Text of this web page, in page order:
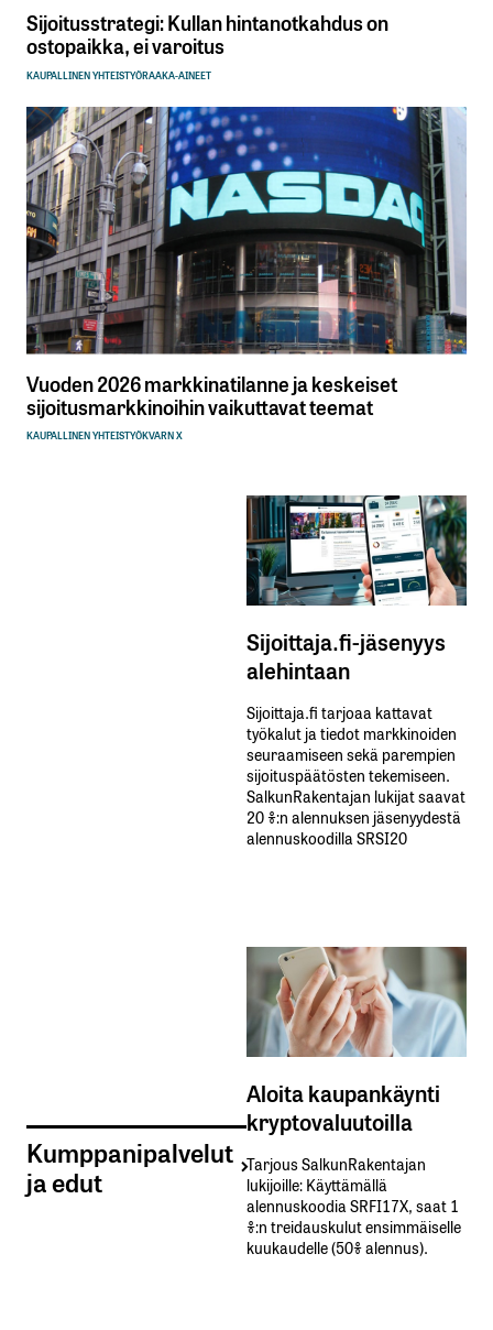
Sijoitusstrategi: Kullan hintanotkahdus on
ostopaikka, ei varoitus
KAUPALLINEN YHTEISTYÖRAAKA-AINEET
Vuoden 2026 markkinatilanne ja keskeiset
sijoitusmarkkinoihin vaikuttavat teemat
KAUPALLINEN YHTEISTYÖKVARN X
Kumppanipalvelut
ja edut
Sijoittaja.fi-jäsenyys
alehintaan
Sijoittaja.fi tarjoaa kattavat
työkalut ja tiedot markkinoiden
seuraamiseen sekä parempien
sijoituspäätösten tekemiseen.
SalkunRakentajan lukijat saavat
20 %:n alennuksen jäsenyydestä
alennuskoodilla SRSI20
Aloita kaupankäynti
kryptovaluutoilla
Tarjous SalkunRakentajan
lukijoille: Käyttämällä​ ​
alennuskoodia​ ​SRFI17X,​ ​saat​ ​1
%:n treidauskulut​ ​ensimmäiselle​ ​
kuukaudelle​ ​(50%​ ​alennus).